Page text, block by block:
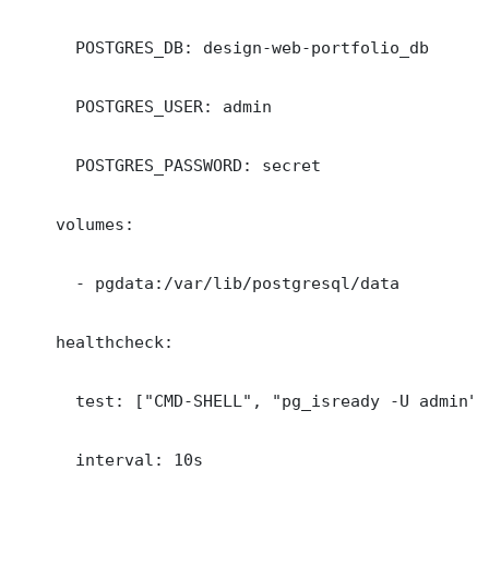
      POSTGRES_DB: design-web-portfolio_db
      POSTGRES_USER: admin
      POSTGRES_PASSWORD: secret
    volumes:
      - pgdata:/var/lib/postgresql/data
    healthcheck:
      test: ["CMD-SHELL", "pg_isready -U admin"]
      interval: 10s